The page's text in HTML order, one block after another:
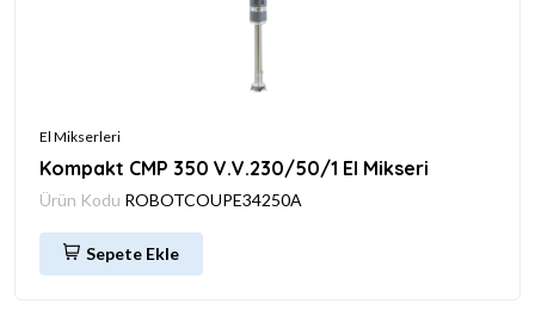
El Mikserleri
Kompakt CMP 350 V.V.230/50/1 El Mikseri
Ürün Kodu ROBOTCOUPE34250A
Sepete Ekle